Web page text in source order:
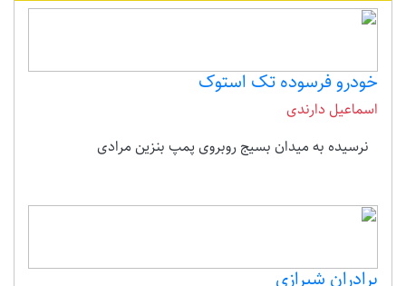
خودرو فرسوده تک استوک
اسماعیل دارندی
نرسیده به میدان بسیج روبروی پمپ بنزین مرادی
برادران شیرازی